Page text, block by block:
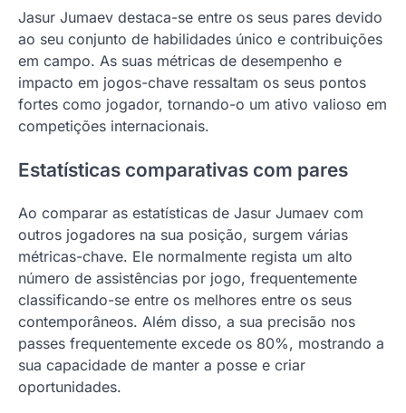
Jasur Jumaev destaca-se entre os seus pares devido
ao seu conjunto de habilidades único e contribuições
em campo. As suas métricas de desempenho e
impacto em jogos-chave ressaltam os seus pontos
fortes como jogador, tornando-o um ativo valioso em
competições internacionais.
Estatísticas comparativas com pares
Ao comparar as estatísticas de Jasur Jumaev com
outros jogadores na sua posição, surgem várias
métricas-chave. Ele normalmente regista um alto
número de assistências por jogo, frequentemente
classificando-se entre os melhores entre os seus
contemporâneos. Além disso, a sua precisão nos
passes frequentemente excede os 80%, mostrando a
sua capacidade de manter a posse e criar
oportunidades.